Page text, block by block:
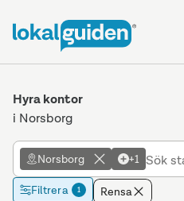
Hyra kontor
i Norsborg
Norsborg +1
Filtrera 1 Rensa